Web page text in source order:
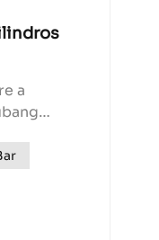
português
中文
a
de...